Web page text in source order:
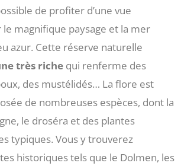
de profiter d’une vue
magnifique paysage et la mer
azur. Cette réserve naturelle
très riche qui renferme des
des mustélidés… La flore est
de nombreuses espèces, dont la
le droséra et des plantes
typiques. Vous y trouverez
historiques tels que le Dolmen, les